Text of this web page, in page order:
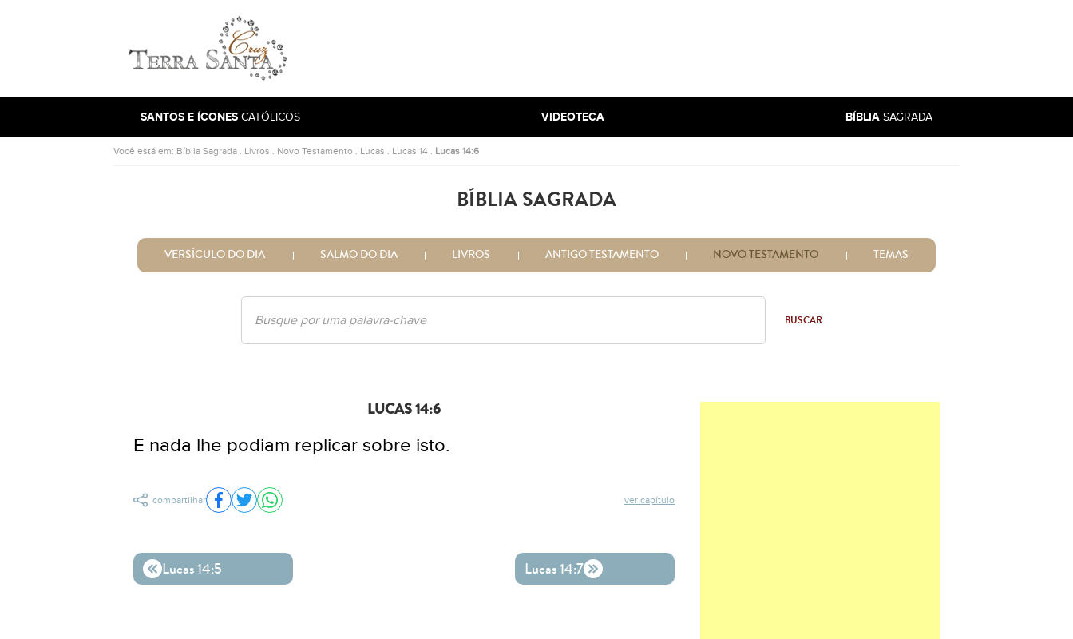
Ir para a página inicial
SANTOS E ÍCONES CATÓLICOS VIDEOTECA BÍBLIA SAGRADA
Você está em: Bíblia Sagrada . Livros . Novo Testamento . Lucas . Lucas 14 . Lucas 14:6
BÍBLIA SAGRADA
VERSÍCULO DO DIA SALMO DO DIA LIVROS ANTIGO TESTAMENTO NOVO TESTAMENTO TEMAS
BUSCAR
LUCAS 14:6
E nada lhe podiam replicar sobre isto.
ver capítulo
compartilhar Compartilhar no Facebook
Compartilhar no Twitter
Compartilhar no WhatsApp
Lucas 14:5 Lucas 14:7